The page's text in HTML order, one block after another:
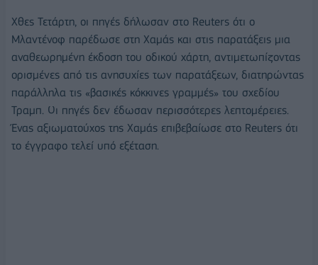
Χθες Τετάρτη, οι πηγές δήλωσαν στο Reuters ότι ο
Μλαντένοφ παρέδωσε στη Χαμάς και στις παρατάξεις μια
αναθεωρημένη έκδοση του οδικού χάρτη, αντιμετωπίζοντας
ορισμένες από τις ανησυχίες των παρατάξεων, διατηρώντας
παράλληλα τις «βασικές κόκκινες γραμμές» του σχεδίου
Τραμπ. Οι πηγές δεν έδωσαν περισσότερες λεπτομέρειες.
Ένας αξιωματούχος της Χαμάς επιβεβαίωσε στο Reuters ότι
το έγγραφο τελεί υπό εξέταση.